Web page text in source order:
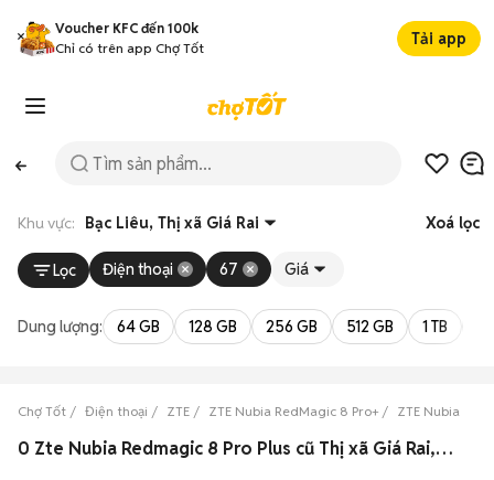
Voucher KFC đến 100k
Chỉ có trên app Chợ Tốt
Tải app
Khu vực: Bạc Liêu, Thị xã Giá Rai Xoá lọc
Lọc Điện thoại 67 Giá
Dung lượng: 64 GB 128 GB 256 GB 512 GB 1 TB
Chợ Tốt Điện thoại ZTE ZTE Nubia RedMagic 8 Pro+ ZTE Nubia
0 Zte Nubia Redmagic 8 Pro Plus cũ Thị xã Giá Rai, Bạc Liêu đẹp